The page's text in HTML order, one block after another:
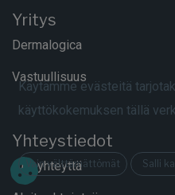
Yritys
Dermalogica
Vastuullisuus
Yhteystiedot
Ota yhteyttä
Käytämme evästeitä
käyttökokemuksen tällä
Vain välttämättömät Salli